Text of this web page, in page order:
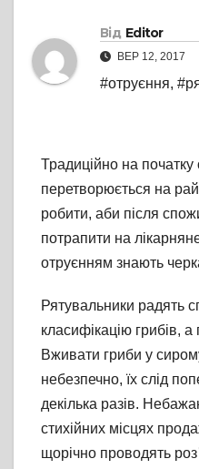
Від Editor
ВЕР 12, 2017
#отруєння,
Традиційно на початку
перетворюється на
робити, аби після
потрапити на
отруєнням знають
Рятувальники радять
класифікацію грибів, а
Вживати гриби у
небезпечно, їх слід
декілька разів.
стихійних місцях
щорічно проводять